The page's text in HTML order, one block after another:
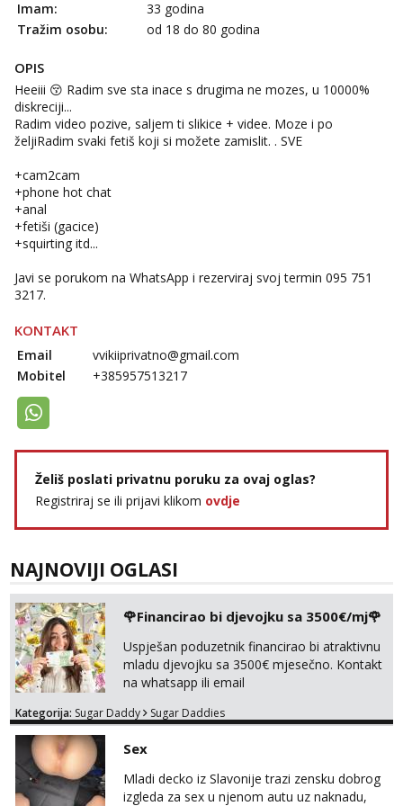
Razgovaram :)
064/677-677 - Kod: #123
Tel: 064/677-677- Kod: #142
Imam:
33 godina
Tražim osobu:
od 18 do 80 godina
OPIS
Heeiii 😚 Radim sve sta inace s drugima ne mozes, u 10000%
diskreciji...
Radim video pozive, saljem ti slikice + videe. Moze i po
željiRadim svaki fetiš koji si možete zamislit. . SVE
+cam2cam
+phone hot chat
+anal
+fetiši (gacice)
+squirting itd...
Javi se porukom na WhatsApp i rezerviraj svoj termin 095 751
3217.
KONTAKT
Email
vvikiiprivatno@gmail.com
Mobitel
+385957513217
Želiš poslati privatnu poruku za ovaj oglas?
Registriraj se ili prijavi klikom ovdje
NAJNOVIJI OGLASI
🌹Financirao bi djevojku sa 3500€/mj🌹
Uspješan poduzetnik financirao bi atraktivnu
mladu djevojku sa 3500€ mjesečno. Kontakt
na whatsapp ili email
Kategorija: Sugar Daddy Sugar Daddies
Sex
Mladi decko iz Slavonije trazi zensku dobrog
izgleda za sex u njenom autu uz naknadu,